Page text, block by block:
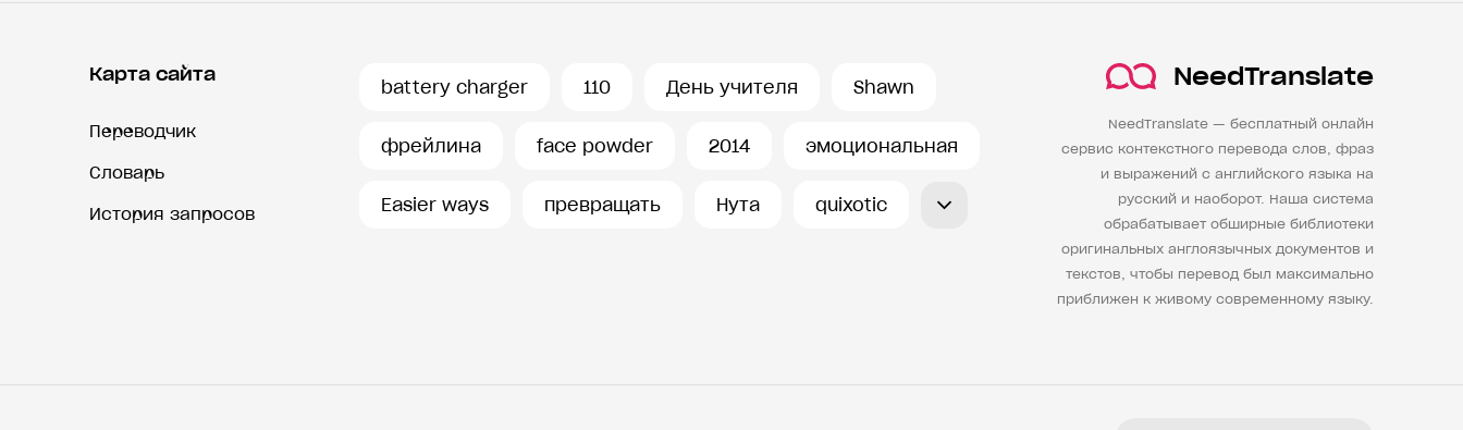
Карта сайта
Переводчик
Словарь
История запросов
battery charger 110 День учителя Shawn
фрейлина face powder 2014 эмоциональная
Easier ways превращать Нута quixotic
NeedTranslate
NeedTranslate — бесплатный онлайн
сервис контекстного перевода слов, фраз
и выражений с английского языка на
русский и наоборот. Наша система
обрабатывает обширные библиотеки
оригинальных англоязычных документов и
текстов, чтобы перевод был максимально
приближен к живому современному языку.